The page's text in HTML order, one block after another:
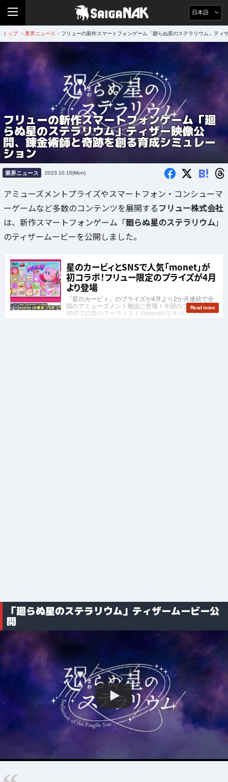
日本語
トップ > 業界ニュース > フリューの新作スマートフォンゲーム「廻らぬ星のステラリウム」テ
フリューの新作スマートフォンゲーム「廻
らぬ星のステラリウム」ティザー映像公
開、錬金術師と奇跡を創る育成シミュレー
ション
業界ニュース 2023.10.16(Mon) B!
アミューズメントプライズやスマートフォン・コンシューマ
ーゲームなど多数のコンテンツを展開するフリュー株式会社
は、新作スマートフォンゲーム「廻らぬ星のステラリウム」
のティザームービーを公開しました。
「廻らぬ星のステラリウム」ティザームービー公
開